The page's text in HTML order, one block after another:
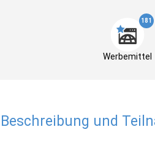
181
Werbemittel
Beschreibung und